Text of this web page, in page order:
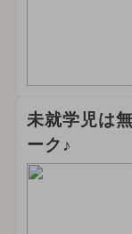
未就学児は
ーク♪